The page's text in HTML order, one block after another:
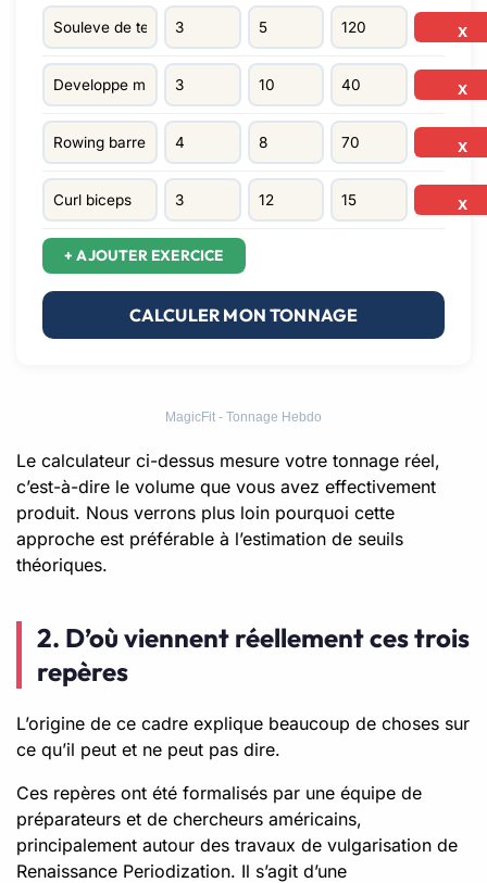
X
X
X
X
+ AJOUTER EXERCICE
CALCULER MON TONNAGE
MagicFit - Tonnage Hebdo
Le calculateur ci-dessus mesure votre tonnage réel,
c’est-à-dire le volume que vous avez effectivement
produit. Nous verrons plus loin pourquoi cette
approche est préférable à l’estimation de seuils
théoriques.
2. D’où viennent réellement ces trois
repères
L’origine de ce cadre explique beaucoup de choses sur
ce qu’il peut et ne peut pas dire.
Ces repères ont été formalisés par une équipe de
préparateurs et de chercheurs américains,
principalement autour des travaux de vulgarisation de
Renaissance Periodization. Il s’agit d’une